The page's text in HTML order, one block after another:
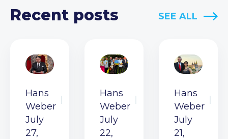
Recent posts SEE ALL
Hans
Weber
July
27,
Hans
Weber
July
22,
Hans
Weber
July
21,